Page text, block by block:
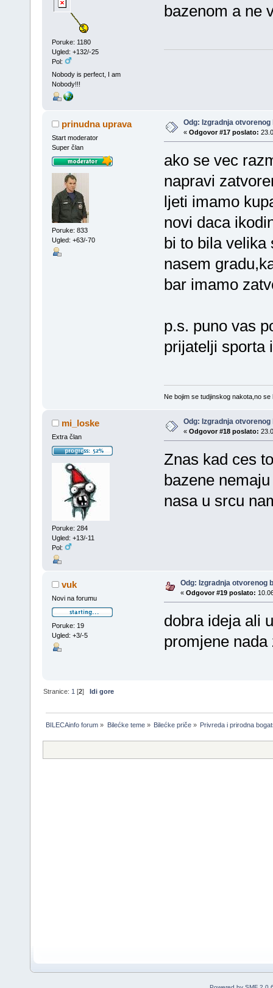
Poruke: 1180
Ugled: +132/-25
Pol:
Nobody is perfect, I am
Nobody!!!
bazenom a ne
prinudna uprava
Start moderator
Super član
Poruke: 833
Ugled: +63/-70
Odg: Izgradnja otvorenog
« Odgovor #17 poslato:
ako se vec
napravi
ljeti imamo
novi daca
bi to bila velika
nasem
bar imamo
p.s. puno vas
prijatelji sporta
Ne bojim se tudjinskog nakota,no se
mi_loske
Extra član
Poruke: 284
Ugled: +13/-11
Pol:
Odg: Izgradnja otvorenog
« Odgovor #18 poslato:
Znas kad ces
bazene
nasa u srcu
vuk
Novi na forumu
Poruke: 19
Ugled: +3/-5
Odg: Izgradnja otvorenog
« Odgovor #19 poslato:
dobra ideja ali
promjene
Stranice: 1 [2]Idi gore
BILECAinfo forum » Bilećke teme» Bilećke priče» Privreda i prirodna